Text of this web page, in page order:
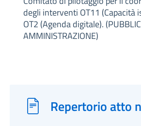
degli interventi OT11 (Capacità
OT2 (Agenda digitale).
AMMINISTRAZIONE)
Repertorio atto